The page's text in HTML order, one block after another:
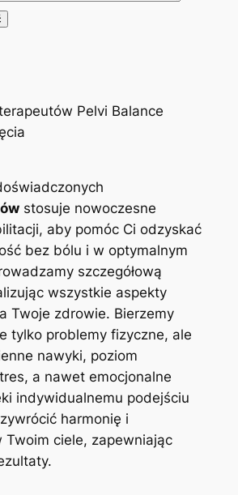
stosuje nowoczesne
aby pomóc Ci odzyskać
bez bólu i w optymalnym
szczegółową
wszystkie aspekty
Twoje zdrowie. Bierzemy
tylko problemy fizyczne, ale
nawyki, poziom
a nawet emocjonalne
indywidualnemu podejściu
harmonię i
Twoim ciele, zapewniając